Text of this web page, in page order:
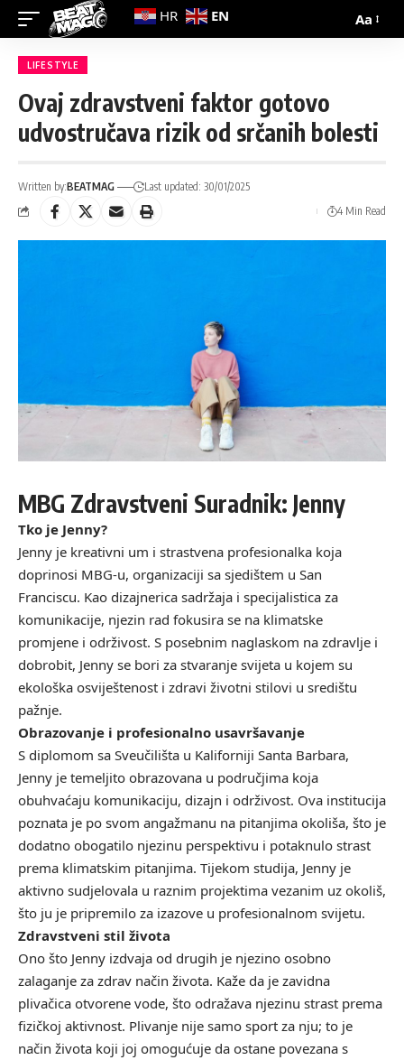
Aa
LIFESTYLE
Ovaj zdravstveni faktor gotovo
udvostručava rizik od srčanih bolesti
Written by:BEATMAG
Last updated: 30/01/2025
4 Min Read
MBG Zdravstveni Suradnik: Jenny
Tko je Jenny?
Jenny je kreativni um i strastvena profesionalka koja
doprinosi MBG-u, organizaciji sa sjedištem u San
Franciscu. Kao dizajnerica sadržaja i specijalistica za
komunikacije, njezin rad fokusira se na klimatske
promjene i održivost. S posebnim naglaskom na zdravlje i
dobrobit, Jenny se bori za stvaranje svijeta u kojem su
ekološka osviještenost i zdravi životni stilovi u središtu
pažnje.
Obrazovanje i profesionalno usavršavanje
S diplomom sa Sveučilišta u Kaliforniji Santa Barbara,
Jenny je temeljito obrazovana u područjima koja
obuhvaćaju komunikaciju, dizajn i održivost. Ova institucija
poznata je po svom angažmanu na pitanjima okoliša, što je
dodatno obogatilo njezinu perspektivu i potaknulo strast
prema klimatskim pitanjima. Tijekom studija, Jenny je
aktivno sudjelovala u raznim projektima vezanim uz okoliš,
što ju je pripremilo za izazove u profesionalnom svijetu.
Zdravstveni stil života
Ono što Jenny izdvaja od drugih je njezino osobno
zalaganje za zdrav način života. Kaže da je zavidna
plivačica otvorene vode, što odražava njezinu strast prema
fizičkoj aktivnost. Plivanje nije samo sport za nju; to je
način života koji joj omogućuje da ostane povezana s
HR EN